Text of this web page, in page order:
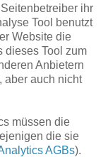
ihr
Tool benutzt
Website die
dieses Tool zum
Anbietern
aber auch nicht
müssen die
die sie
AGBs).